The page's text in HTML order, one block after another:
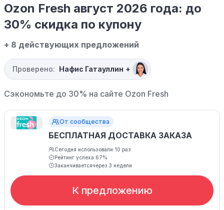
Ozon Fresh август 2026 года: до
30% скидка по купону
+ 8 действующих предложений
Проверено: Нафис Гатауллин +
Сэкономьте до 30% на сайте Ozon Fresh
От сообщества
БЕСПЛАТНАЯ ДОСТАВКА ЗАКАЗА
Сегодня использовали:10 раз
Рейтинг успеха:67%
Заканчиваетсячерез 3 недели
К предложению